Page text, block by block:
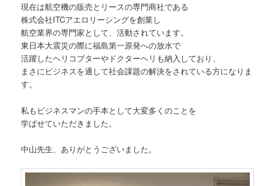
現在は航空機の販売とリースの専門商社である
株式会社ITCアエロリーシングを創業し
航空業界の専門家として、活動されています。
東日本大震災の際に福島第一原発への放水で
活躍したヘリコプターやドクターヘリも納入しており、
まさにビジネスを通して社会課題の解決をされている方になりま
す。
私もビジネスマンの手本として大変多くのことを
学ばせていただきました。
中山先生、ありがとうございました。